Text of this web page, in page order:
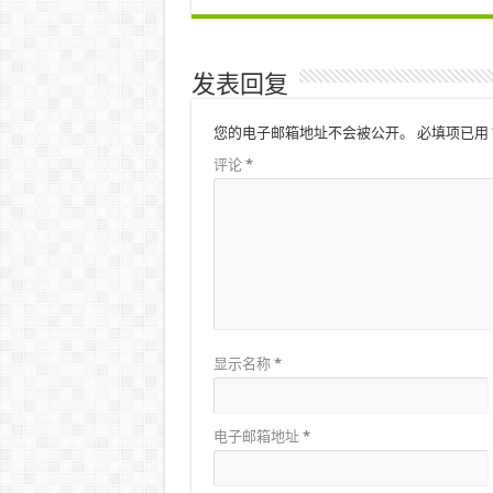
发表回复
您的电子邮箱地址不会被公开。 必填项已用
评论 *
显示名称 *
电子邮箱地址 *